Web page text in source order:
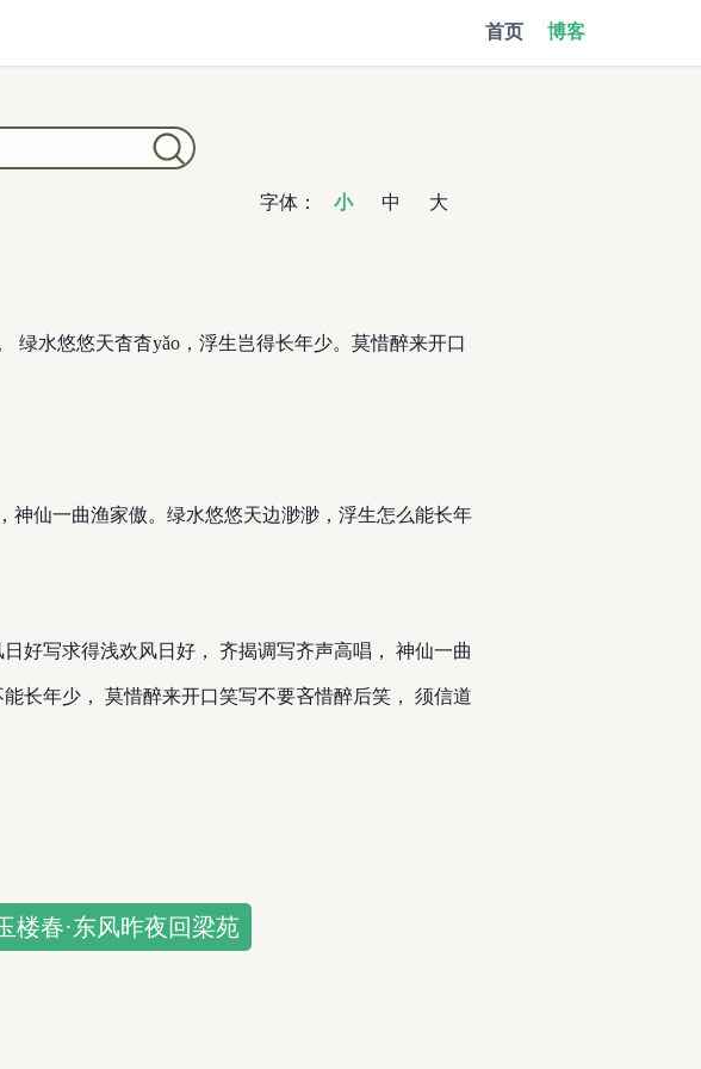
首页 博客
字体： 小 中 大
绿水悠悠天杳杳yǎo，浮生岂得长年少。莫惜醉来开口
神仙一曲渔家傲。绿水悠悠天边渺渺，浮生怎么能长年
好写求得浅欢风日好， 齐揭调写齐声高唱， 神仙一曲
长年少， 莫惜醉来开口笑写不要吝惜醉后笑， 须信道
楼春·东风昨夜回梁苑